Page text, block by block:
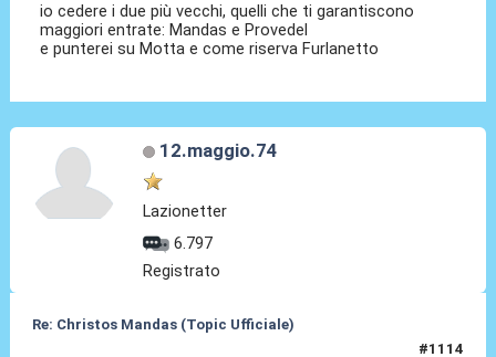
io cedere i due più vecchi, quelli che ti garantiscono
maggiori entrate: Mandas e Provedel
e punterei su Motta e come riserva Furlanetto
12.maggio.74
Lazionetter
6.797
Registrato
Re: Christos Mandas (Topic Ufficiale)
#1114